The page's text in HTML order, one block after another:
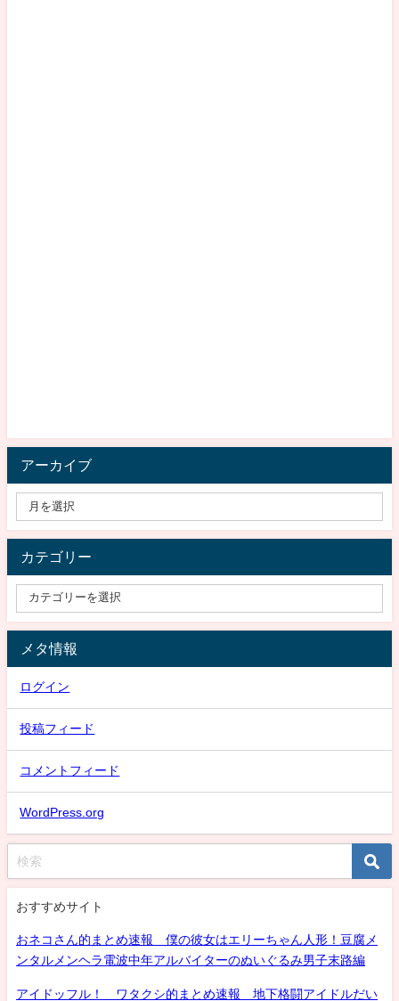
アーカイブ
カテゴリー
メタ情報
ログイン
投稿フィード
コメントフィード
WordPress.org
おすすめサイト
おネコさん的まとめ速報 僕の彼女はエリーちゃん人形！豆腐メ
ンタルメンヘラ電波中年アルバイターのぬいぐるみ男子末路編
アイドッフル！ ワタクシ的まとめ速報 地下格闘アイドルだい